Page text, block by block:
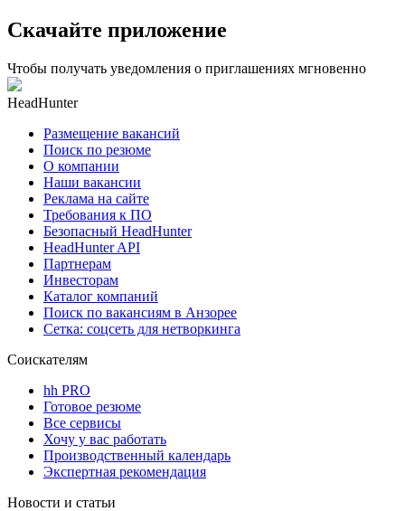
Скачайте приложение
Чтобы получать уведомления о приглашениях мгновенно
HeadHunter
Размещение вакансий
Поиск по резюме
О компании
Наши вакансии
Реклама на сайте
Требования к ПО
Безопасный HeadHunter
HeadHunter API
Партнерам
Инвесторам
Каталог компаний
Поиск по вакансиям в Анзорее
Сетка: соцсеть для нетворкинга
Соискателям
hh PRO
Готовое резюме
Все сервисы
Хочу у вас работать
Производственный календарь
Экспертная рекомендация
Новости и статьи